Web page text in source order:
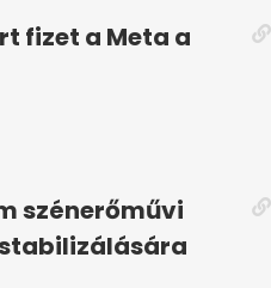
fizet a Meta a
szénerőművi